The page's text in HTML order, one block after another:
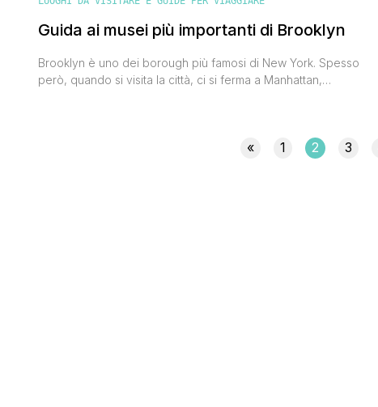
Guida ai musei più importanti di Brooklyn
Brooklyn è uno dei borough più famosi di New York. Spesso
però, quando si visita la città, ci si ferma a Manhattan,
« 1 2 3